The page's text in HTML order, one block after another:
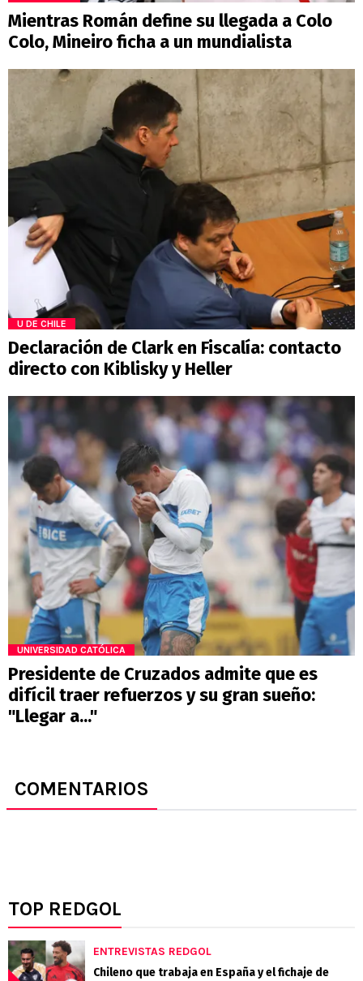
Mientras Román define su llegada a Colo
Colo, Mineiro ficha a un mundialista
U DE CHILE
Declaración de Clark en Fiscalía: contacto
directo con Kiblisky y Heller
UNIVERSIDAD CATÓLICA
Presidente de Cruzados admite que es
difícil traer refuerzos y su gran sueño:
"Llegar a..."
COMENTARIOS
TOP REDGOL
ENTREVISTAS REDGOL
Chileno que trabaja en España y el fichaje de